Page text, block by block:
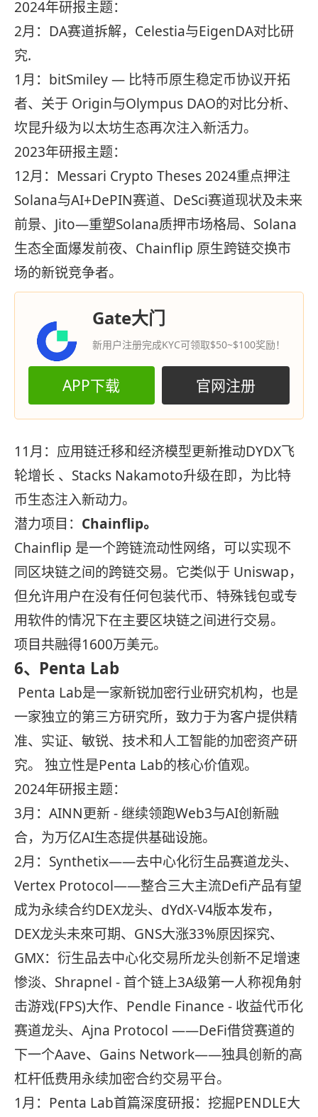
2024年研报主题：
2月：DA赛道拆解，Celestia与EigenDA对比研
究.
1月：bitSmiley — 比特币原生稳定币协议开拓
者、关于 Origin与Olympus DAO的对比分析、
坎昆升级为以太坊生态再次注入新活力。
2023年研报主题：
12月：Messari Crypto Theses 2024重点押注
Solana与AI+DePIN赛道、DeSci赛道现状及未来
前景、Jito—重塑Solana质押市场格局、Solana
生态全面爆发前夜、Chainflip 原生跨链交换市
场的新锐竞争者。
Gate大门
新用户注册完成KYC可领取$50~$100奖励！
APP下载 官网注册
11月：应用链迁移和经济模型更新推动DYDX飞
轮增长 、Stacks Nakamoto升级在即，为比特
币生态注入新动力。
潜力项目： Chainflip。
Chainflip 是一个跨链流动性网络，可以实现不
同区块链之间的跨链交易。它类似于 Uniswap，
但允许用户在没有任何包装代币、特殊钱包或专
用软件的情况下在主要区块链之间进行交易。
项目共融得1600万美元。
6、 Penta Lab
Penta Lab是一家新锐加密行业研究机构，也是
一家独立的第三方研究所，致力于为客户提供精
准、实证、敏锐、技术和人工智能的加密资产研
究。 独立性是Penta Lab的核心价值观。
2024年研报主题：
3月：AINN更新 - 继续领跑Web3与AI创新融
合，为万亿AI生态提供基础设施。
2月：Synthetix——去中心化衍生品赛道龙头、
Vertex Protocol——整合三大主流Defi产品有望
成为永续合约DEX龙头、dYdX-V4版本发布，
DEX龙头未來可期、GNS大涨33%原因探究、
GMX：衍生品去中心化交易所龙头创新不足增速
惨淡、Shrapnel - 首个链上3A级第一人称视角射
击游戏(FPS)大作、Pendle Finance - 收益代币化
赛道龙头、Ajna Protocol ——DeFi借贷赛道的
下一个Aave、Gains Network——独具创新的高
杠杆低费用永续加密合约交易平台。
1月：Penta Lab首篇深度研报：挖掘PENDLE大